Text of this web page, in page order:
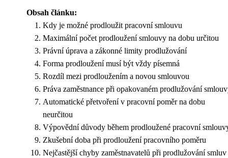
Obsah článku:
Kdy je možné prodloužit pracovní smlouvu
Maximální počet prodloužení smlouvy na dobu určitou
Právní úprava a zákonné limity prodlužování
Forma prodloužení musí být vždy písemná
Rozdíl mezi prodloužením a novou smlouvou
Práva zaměstnance při opakovaném prodlužování
Automatické přetvoření v pracovní poměr na dobu
neurčitou
Výpovědní důvody během prodloužené pracovní
Zkušební doba při prodloužení pracovního poměru
Nejčastější chyby zaměstnavatelů při prodlužování smluv